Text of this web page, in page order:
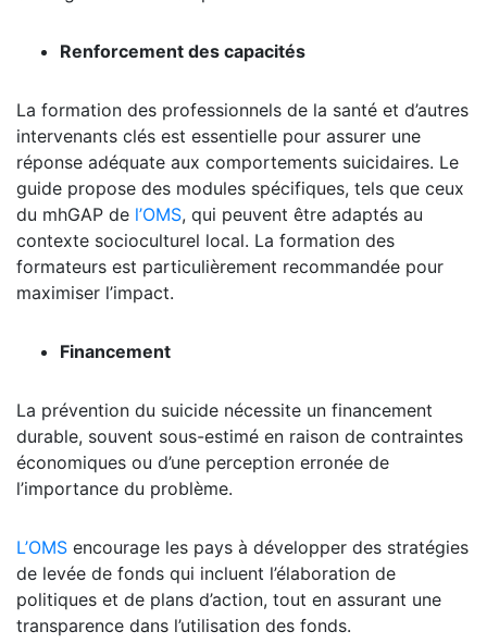
Renforcement des capacités
La formation des professionnels de la santé et d’autres
intervenants clés est essentielle pour assurer une
réponse adéquate aux comportements suicidaires. Le
guide propose des modules spécifiques, tels que ceux
du mhGAP de l’OMS, qui peuvent être adaptés au
contexte socioculturel local. La formation des
formateurs est particulièrement recommandée pour
maximiser l’impact.
Financement
La prévention du suicide nécessite un financement
durable, souvent sous-estimé en raison de contraintes
économiques ou d’une perception erronée de
l’importance du problème.
L’OMS encourage les pays à développer des stratégies
de levée de fonds qui incluent l’élaboration de
politiques et de plans d’action, tout en assurant une
transparence dans l’utilisation des fonds.